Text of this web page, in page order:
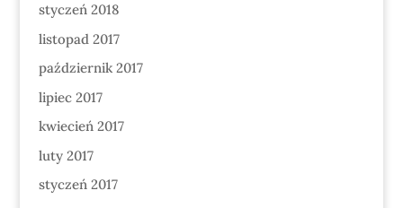
styczeń 2018
listopad 2017
październik 2017
lipiec 2017
kwiecień 2017
luty 2017
styczeń 2017